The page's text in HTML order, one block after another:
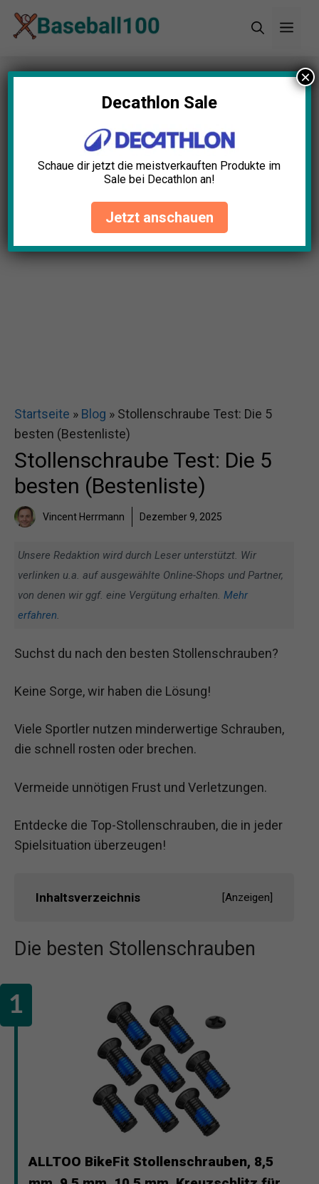
Inhalt
Startseite » Blog » Stollenschraube Test: Die 5
besten (Bestenliste)
Stollenschraube Test: Die 5
besten (Bestenliste)
Vincent Herrmann Dezember 9, 2025
Unsere Redaktion wird durch Leser unterstützt. Wir
verlinken u.a. auf ausgewählte Online-Shops und Partner,
von denen wir ggf. eine Vergütung erhalten. Mehr
erfahren.
Suchst du nach den besten Stollenschrauben?
Keine Sorge, wir haben die Lösung!
Viele Sportler nutzen minderwertige Schrauben,
die schnell rosten oder brechen.
Vermeide unnötigen Frust und Verletzungen.
Entdecke die Top-Stollenschrauben, die in jeder
Spielsituation überzeugen!
Inhaltsverzeichnis [Anzeigen]
Die besten Stollenschrauben
ALLTOO BikeFit Stollenschrauben, 8,5
Decathlon Sale
Schaue dir jetzt die meistverkauften Produkte im
Sale bei Decathlon an!
Jetzt anschauen
×